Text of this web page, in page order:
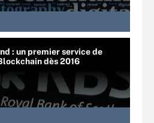
: un premier service de
dès 2016